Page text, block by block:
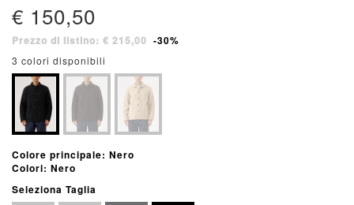
€ 150,50
Prezzo di listino: € 215,00 -30%
3 colori disponibili
Colore principale: Nero
Colori: Nero
Seleziona Taglia